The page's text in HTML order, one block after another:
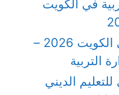
في الكويت
التقويم الدراسي الكويت 2026 –
الديني